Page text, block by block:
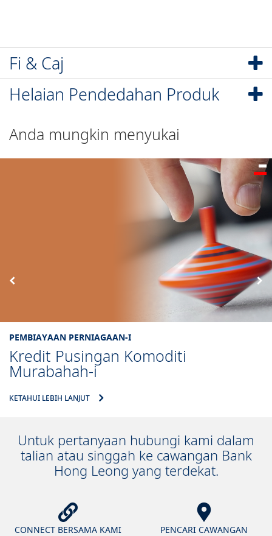
Fi & Caj
Helaian Pendedahan Produk
Anda mungkin menyukai
PEMBIAYAAN PERNIAGAAN-I
Kredit Pusingan Komoditi
Murabahah-i
KETAHUI LEBIH LANJUT
Untuk pertanyaan hubungi kami dalam
talian atau singgah ke cawangan Bank
Hong Leong yang terdekat.
CONNECT BERSAMA KAMI PENCARI CAWANGAN